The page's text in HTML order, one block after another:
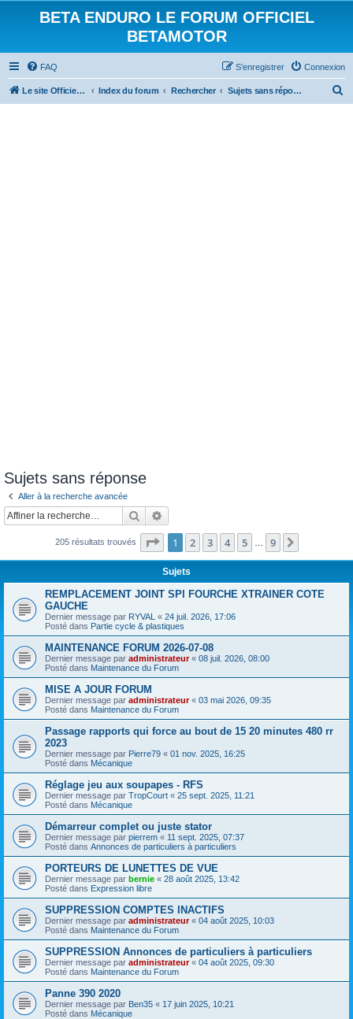
BETA ENDURO LE FORUM OFFICIEL
BETAMOTOR
FAQ Connexion
S’enregistrer
Le site Officiel Beta Enduro Index du forum Rechercher Sujets sans réponse
Sujets sans réponse
Aller à la recherche avancée
Rechercher
205 résultats trouvés Page 1sur9
1 2 3 4 5 9
Sujets
REMPLACEMENT JOINT SPI FOURCHE XTRAINER COTE
GAUCHE
Dernier message par RYVAL « 24 juil. 2026, 17:06
Posté dans Partie cycle & plastiques
MAINTENANCE FORUM 2026-07-08
Dernier message par administrateur« 08 juil. 2026, 08:00
Posté dans Maintenance du Forum
MISE A JOUR FORUM
Dernier message par administrateur« 03 mai 2026, 09:35
Posté dans Maintenance du Forum
Passage rapports qui force au bout de 15 20 minutes 480 rr
2023
Dernier message par Pierre79 « 01 nov. 2025, 16:25
Posté dans Mécanique
Réglage jeu aux soupapes - RFS
Dernier message par TropCourt « 25 sept. 2025, 11:21
Posté dans Mécanique
Démarreur complet ou juste stator
Dernier message par pierrem « 11 sept. 2025, 07:37
Posté dans Annonces de particuliers à particuliers
PORTEURS DE LUNETTES DE VUE
Dernier message par bernie « 28 août 2025, 13:42
Posté dans Expression libre
SUPPRESSION COMPTES INACTIFS
Dernier message par administrateur« 04 août 2025, 10:03
Posté dans Maintenance du Forum
SUPPRESSION Annonces de particuliers à particuliers
Dernier message par administrateur« 04 août 2025, 09:30
Posté dans Maintenance du Forum
Panne 390 2020
Dernier message par Ben35 « 17 juin 2025, 10:21
Posté dans Mécanique